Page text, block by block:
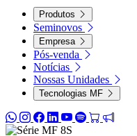
Produtos
Seminovos
Empresa
Pós-venda
Notícias
Nossas Unidades
Tecnologias MF